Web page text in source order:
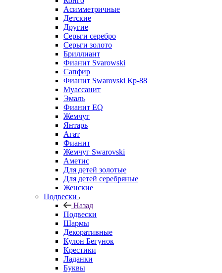
Асимметричные
Детские
Другие
Серьги серебро
Серьги золото
Бриллиант
Фианит Svarowski
Сапфир
Фианит Swarovski Кр-88
Муассанит
Эмаль
Фианит EQ
Жемчуг
Янтарь
Агат
Фианит
Жемчуг Swarovski
Аметис
Для детей золотые
Для детей серебряные
Женские
Подвески
Назад
Подвески
Шармы
Декоративные
Кулон Бегунок
Крестики
Ладанки
Буквы